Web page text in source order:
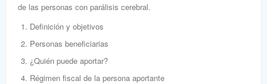
de las personas con parálisis cerebral.
Definición y objetivos
Personas beneficiarias
¿Quién puede aportar?
Régimen fiscal de la persona aportante